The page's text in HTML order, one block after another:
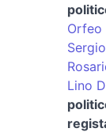
Orfeo
Lino